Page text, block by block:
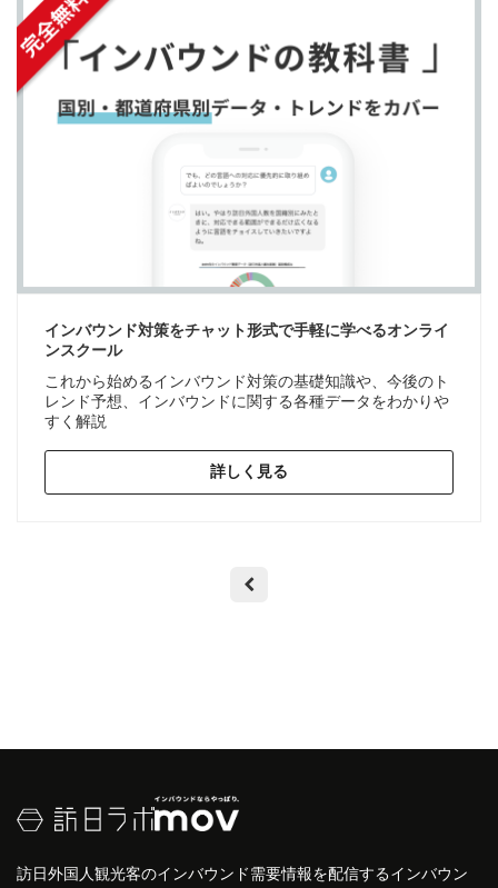
インバウンド対策をチャット形式で手軽に学べるオンライ
ンスクール
これから始めるインバウンド対策の基礎知識や、今後のト
レンド予想、インバウンドに関する各種データをわかりや
すく解説
詳しく見る
訪日外国人観光客のインバウンド需要情報を配信するインバウン